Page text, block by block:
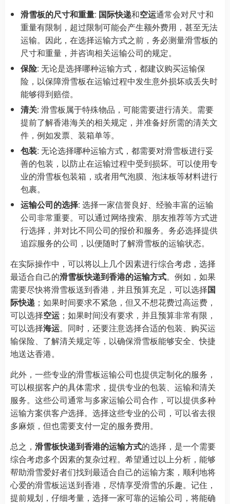
滑雪板的尺寸和重量: 国际快递和空运通常会对尺寸和
重量有限制，超过限制可能会产生额外费用，甚至无法
运输。因此，在选择运输方式之前，务必测量滑雪板的
尺寸和重量，并咨询相关运输公司的规定。
保险: 无论是选择哪种运输方式，都建议购买运输保
险，以保障滑雪板在运输过程中发生意外损坏或丢失时
能够得到赔偿。
清关: 滑雪板属于特殊物品，可能需要进行清关。需要
提前了解香港海关的相关规定，并准备好所需的清关文
件，例如发票、装箱单等。
包装: 无论选择哪种运输方式，都需要对滑雪板进行妥
善的包装，以防止在运输过程中受到损坏。可以使用专
业的滑雪板包装箱，或者用气泡膜、泡沫板等材料进行
包裹。
运输公司的选择: 选择一家信誉良好、经验丰富的运输
公司非常重要。可以通过网络搜索、朋友推荐等方式进
行选择，并对比不同公司的报价和服务。务必选择提供
追踪服务的公司，以便随时了解滑雪板的运输状态。
在实际操作中，可以将以上几个因素进行综合考虑，选择
最适合自己的滑雪板快递到香港的运输方式。例如，如果
需要尽快将滑雪板送到香港，并且预算充足，可以选择国
际快递 ；如果时间要求不紧急，但又不想花费过高运费，
可以选择空运 ；如果时间没有要求，并且预算非常有限，
可以选择海运。同时，还要注意选择合适的包装、购买运
输保险、了解清关规定等，以确保滑雪板能够安全、快捷
地送达香港。
此外，一些专业的滑雪板运输公司也提供定制化的服务，
可以根据客户的具体需求，提供专业的包装、运输和清关
服务。这些公司通常与多家运输公司合作，可以提供多种
运输方案供客户选择。选择这些专业的公司，可以省去很
多麻烦，但也需要支付一定的服务费用。
总之， 滑雪板快递到香港的运输方式的选择，是一个需要
综合考虑多个因素的复杂过程。希望通过以上分析，能够
帮助滑雪爱好者们找到最适合自己的运输方案，顺利地将
心爱的滑雪板运送到香港，尽情享受滑雪的乐趣。记住，
提前规划，仔细考量，选择一家可靠的运输公司，将能确